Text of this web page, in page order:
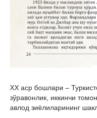
ХХ аср бошлари –
зўравонлик, иккинчи
авлод зиёлиларининг